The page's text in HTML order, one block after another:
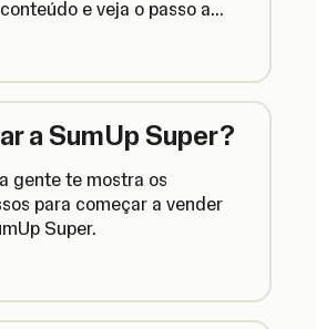
e veja o passo a
a SumUp Super?
gente te mostra os
para começar a vender
Super.